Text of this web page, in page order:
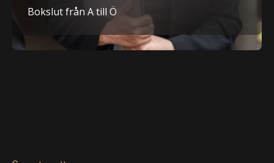
Bokslut från A till Ö